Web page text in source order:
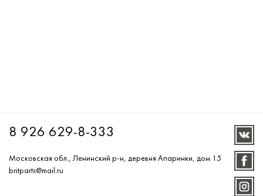
8 926 629-8-333
Московская обл., Ленинский р-н, деревня Апаринки, дом 15
britparts@mail.ru